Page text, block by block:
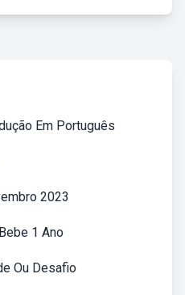
Em Português
2023
1 Ano
Ou Desafio